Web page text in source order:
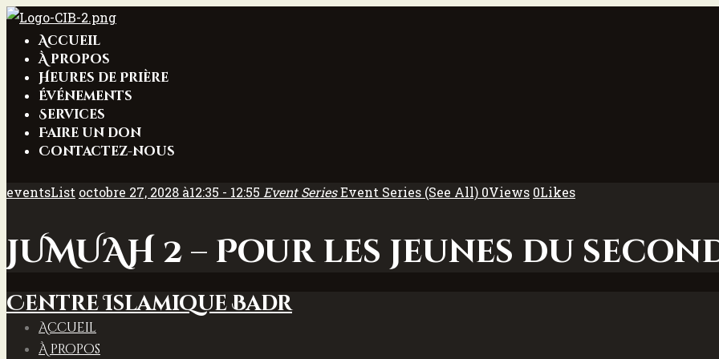
Accueil
À propos
Heures de Prière
Événements
Services
Faire un don
Contactez-nous
eventsList octobre 27, 2028 à12:35 - 12:55 Event SeriesEvent Series (See All) 0Views 0Likes
JUMU'AH 2 – Pour les jeunes du
Centre Islamique Badr
Accueil
À propos